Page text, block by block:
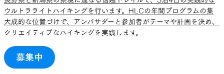
ウルトラライトハイキングを行います。HLCの年間プログラムの集
大成的な位置づけで、アンバサダーと参加者がテーマや計画を決め、
クリエイティブなハイキングを実践します。
募集中